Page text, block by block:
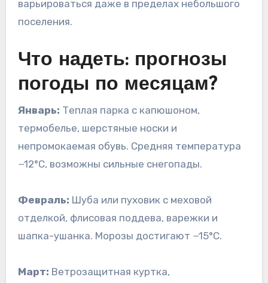
варьироваться даже в пределах небольшого
поселения.
Что надеть: прогнозы
погоды по месяцам?
Январь: Теплая парка с капюшоном,
термобелье, шерстяные носки и
непромокаемая обувь. Средняя температура
−12°C, возможны сильные снегопады.
Февраль: Шуба или пуховик с меховой
отделкой, флисовая поддева, варежки и
шапка-ушанка. Морозы достигают −15°C.
Март: Ветрозащитная куртка,